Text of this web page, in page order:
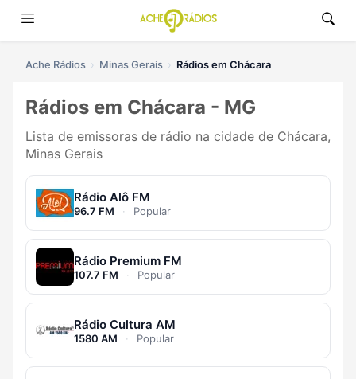
Ache Rádios Minas Gerais Rádios em Chácara
Rádios em Chácara - MG
Lista de emissoras de rádio na cidade de Chácara,
Minas Gerais
Rádio Alô FM
96.7 FM · Popular
Rádio Premium FM
107.7 FM · Popular
Rádio Cultura AM
1580 AM · Popular